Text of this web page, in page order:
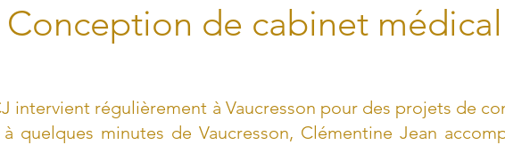
Conception de cabinet médical
intervient régulièrement à Vaucresson pour des projets de
quelques minutes de Vaucresson, Clémentine Jean